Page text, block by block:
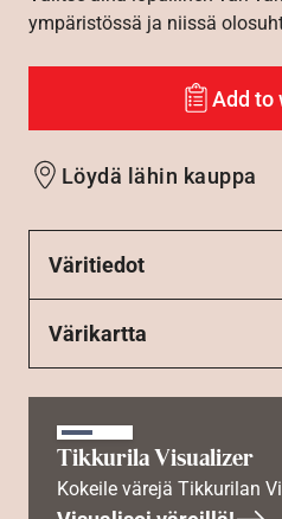
ympäristössä ja niissä
Add to
Löydä lähin kauppa
Väritiedot
Värikartta
Tikkurila Visualizer
Kokeile värejä Tikkurilan